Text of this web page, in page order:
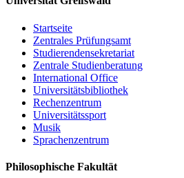
Startseite
Zentrales Prüfungsamt
Studierendensekretariat
Zentrale Studienberatung
International Office
Universitätsbibliothek
Rechenzentrum
Universitätssport
Musik
Sprachenzentrum
Philosophische Fakultät